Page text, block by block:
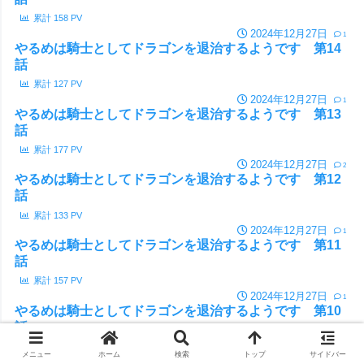
累計 158 PV
2024年12月27日 1
やるめは騎士としてドラゴンを退治するようです 第14
話
累計 127 PV
2024年12月27日 1
やるめは騎士としてドラゴンを退治するようです 第13
話
累計 177 PV
2024年12月27日 2
やるめは騎士としてドラゴンを退治するようです 第12
話
累計 133 PV
2024年12月27日 1
やるめは騎士としてドラゴンを退治するようです 第11
話
累計 157 PV
2024年12月27日 1
やるめは騎士としてドラゴンを退治するようです 第10
話
累計
2024年12月25日
メニュー ホーム 検索 トップ サイドバー